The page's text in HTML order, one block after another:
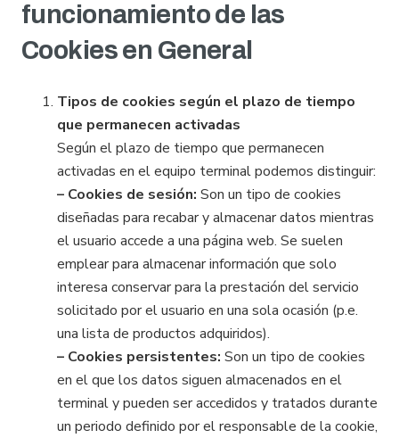
funcionamiento de las
Cookies en General
Tipos de cookies según el plazo de tiempo
que permanecen activadas
Según el plazo de tiempo que permanecen
activadas en el equipo terminal podemos distinguir:
– Cookies de sesión: Son un tipo de cookies
diseñadas para recabar y almacenar datos mientras
el usuario accede a una página web. Se suelen
emplear para almacenar información que solo
interesa conservar para la prestación del servicio
solicitado por el usuario en una sola ocasión (p.e.
una lista de productos adquiridos).
– Cookies persistentes: Son un tipo de cookies
en el que los datos siguen almacenados en el
terminal y pueden ser accedidos y tratados durante
un periodo definido por el responsable de la cookie,